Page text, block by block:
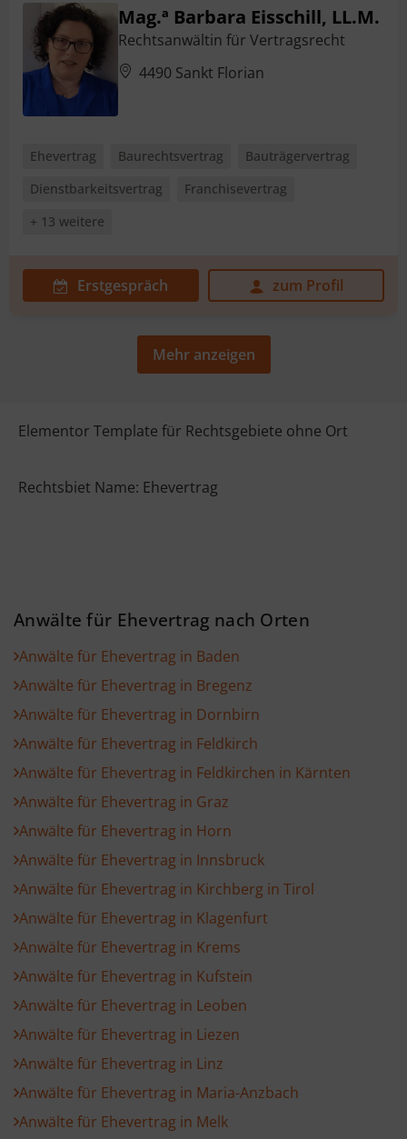
Mag.ª Barbara Eisschill, LL.M.
Rechtsanwältin für Vertragsrecht
4490 Sankt Florian
Ehevertrag Baurechtsvertrag
Bauträgervertrag
Dienstbarkeitsvertrag
Franchisevertrag
+ 13 weitere
Erstgespräch zum Profil
Mehr anzeigen
Elementor Template für Rechtsgebiete ohne Ort
Rechtsbiet Name: Ehevertrag
Anwälte für Ehevertrag nach Orten
Anwälte für Ehevertrag in Baden
Anwälte für Ehevertrag in Bregenz
Anwälte für Ehevertrag in Dornbirn
Anwälte für Ehevertrag in Feldkirch
Anwälte für Ehevertrag in Feldkirchen in Kärnten
Anwälte für Ehevertrag in Graz
Anwälte für Ehevertrag in Horn
Anwälte für Ehevertrag in Innsbruck
Anwälte für Ehevertrag in Kirchberg in Tirol
Anwälte für Ehevertrag in Klagenfurt
Anwälte für Ehevertrag in Krems
Anwälte für Ehevertrag in Kufstein
Anwälte für Ehevertrag in Leoben
Anwälte für Ehevertrag in Liezen
Anwälte für Ehevertrag in Linz
Anwälte für Ehevertrag in Maria-Anzbach
Anwälte für Ehevertrag in Melk